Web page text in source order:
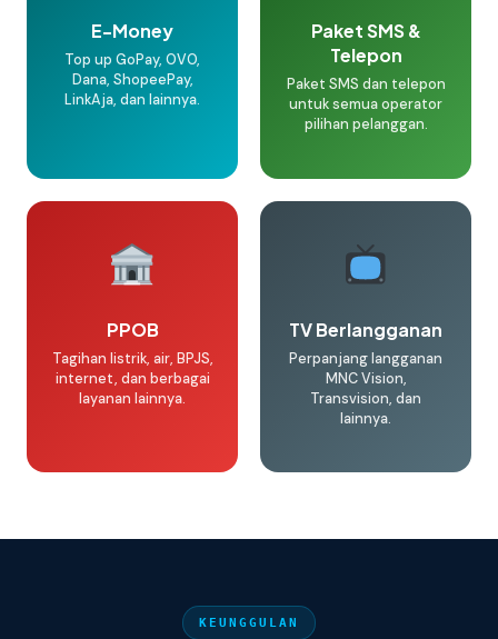
E-Money
Top up GoPay, OVO,
Dana, ShopeePay,
LinkAja, dan lainnya.
Paket SMS &
Telepon
Paket SMS dan telepon
untuk semua operator
pilihan pelanggan.
PPOB
Tagihan listrik, air, BPJS,
internet, dan berbagai
layanan lainnya.
TV Berlangganan
Perpanjang langganan
MNC Vision,
Transvision, dan
lainnya.
KEUNGGULAN